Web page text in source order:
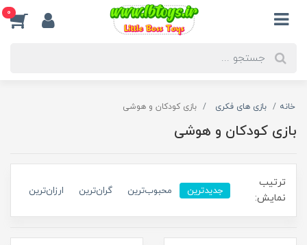
0
خانه بازی های فکری بازی کودکان و هوشی
بازی کودکان و هوشی
ترتیب
نمایش:
جدیدترین محبوب‌ترین گران‌ترین ارزان‌ترین